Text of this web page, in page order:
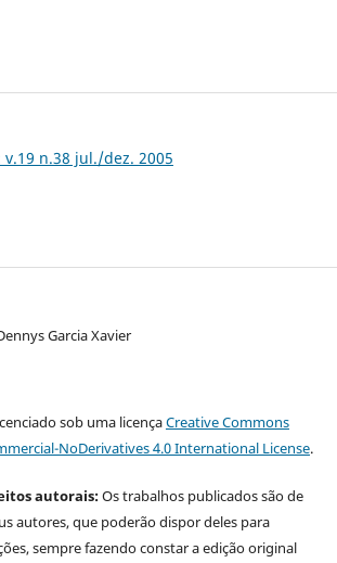
v.19 n.38 jul./dez. 2005
Garcia Xavier
sob uma licençaCreative Commons
NoDerivatives 4.0 International License.
autorais:Os trabalhos publicados são de
autores, que poderão dispor deles para
sempre fazendo constar a edição original